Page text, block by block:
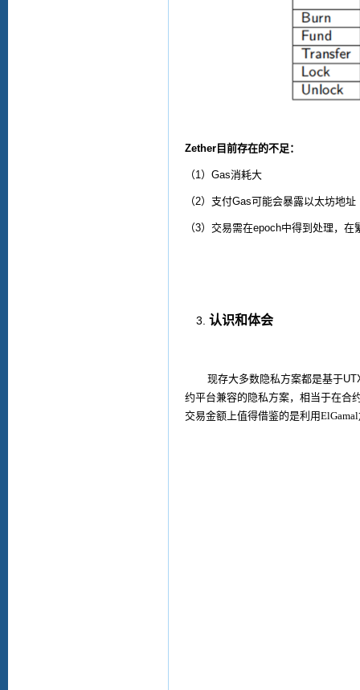
Zether 目前存在的不足：
（1） Gas消耗大
（2）支付Gas可能会暴露以太坊地址
（3） 交易需在epoch中得到处理，在
认识和体会
现存大多数隐私方案都是基于
约平台兼容的隐私方案，相当于在合
交易金额上值得借鉴的是利用ElGamal